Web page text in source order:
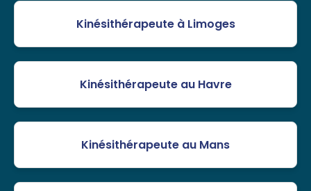
Kinésithérapeute à Limoges
Kinésithérapeute au Havre
Kinésithérapeute au Mans